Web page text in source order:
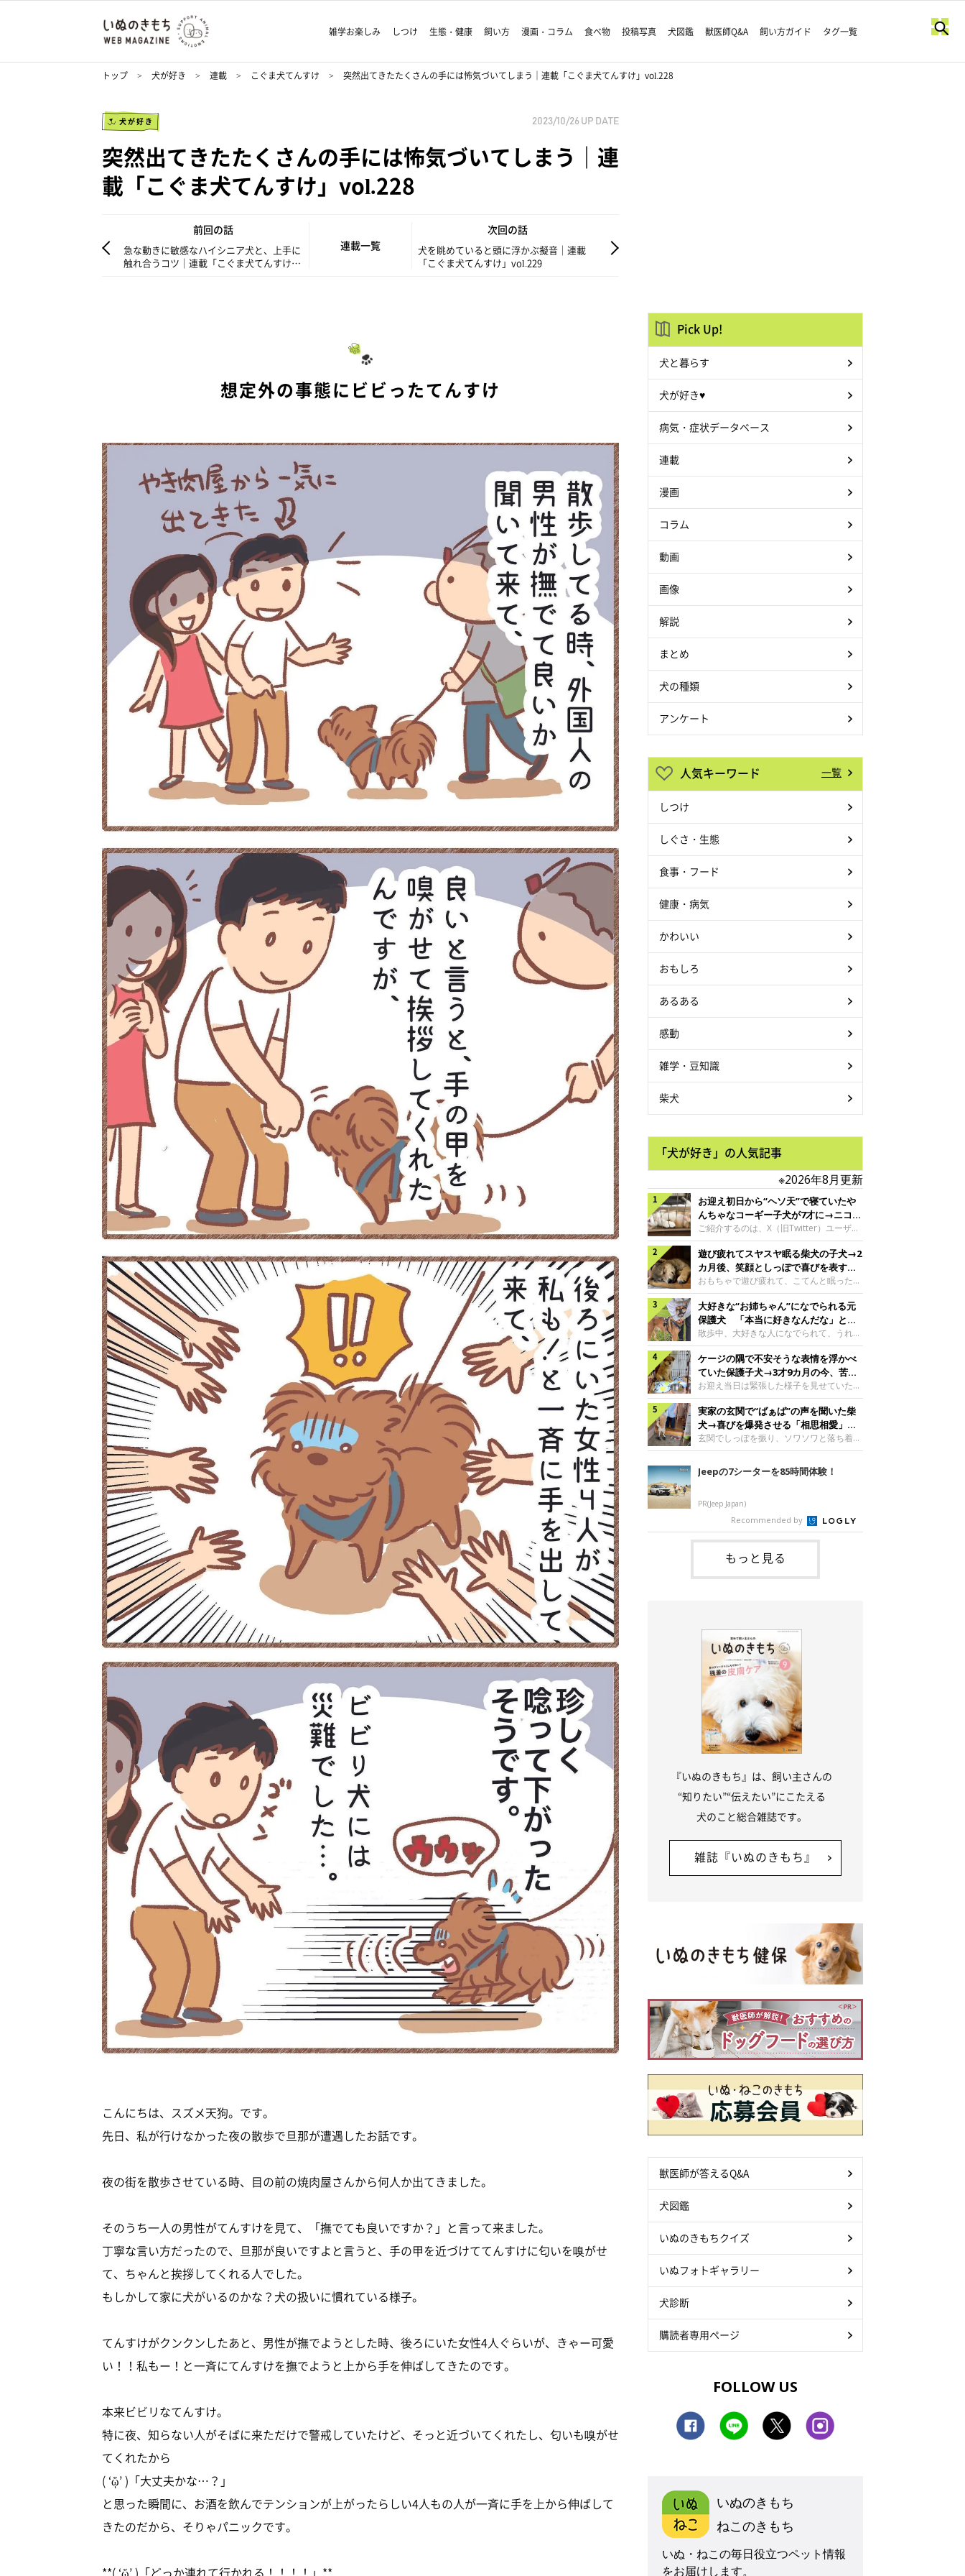
雑学お楽しみ しつけ 生態・健康 飼い方 漫画・コラム 食べ物 投稿写真 犬図鑑 獣医師Q&A 飼い方ガイド タグ一覧
トップ 犬が好き 連載 こぐま犬てんすけ 突然出てきたたくさんの手には怖気づいてしまう｜連載「こぐま犬てんすけ」vol.228
犬が好き 2023/10/26 UP DATE
突然出てきたたくさんの手には怖気づいてしまう｜連
載「こぐま犬てんすけ」vol.228
前回の話
急な動きに敏感なハイシニア犬と、上手に
触れ合うコツ｜連載「こぐま犬てんすけ」
連載一覧
次回の話
犬を眺めていると頭に浮かぶ擬音｜連載
「こぐま犬てんすけ」vol.229
想定外の事態にビビったてんすけ
こんにちは、スズメ天狗。です。
先日、私が行けなかった夜の散歩で旦那が遭遇したお話です。
夜の街を散歩させている時、目の前の焼肉屋さんから何人か出てきました。
そのうち一人の男性がてんすけを見て、「撫でても良いですか？」と言って来ました。
丁寧な言い方だったので、旦那が良いですよと言うと、手の甲を近づけててんすけに匂いを嗅がせ
て、ちゃんと挨拶してくれる人でした。
もしかして家に犬がいるのかな？犬の扱いに慣れている様子。
てんすけがクンクンしたあと、男性が撫でようとした時、後ろにいた女性4人ぐらいが、きゃー可愛
い！！私もー！と一斉にてんすけを撫でようと上から手を伸ばしてきたのです。
本来ビビリなてんすけ。
特に夜、知らない人がそばに来ただけで警戒していたけど、そっと近づいてくれたし、匂いも嗅がせ
てくれたから
( ‘ᾥ’ )「大丈夫かな…？」
と思った瞬間に、お酒を飲んでテンションが上がったらしい4人もの人が一斉に手を上から伸ばして
きたのだから、そりゃパニックです。
**( ‘ᾥ’ )「どっか連れて行かれる！！！！」**
Pick Up!
犬と暮らす
犬が好き♥
病気・症状データベース
連載
漫画
コラム
動画
画像
解説
まとめ
犬の種類
アンケート
人気キーワード 一覧
しつけ
しぐさ・生態
食事・フード
健康・病気
かわいい
おもしろ
あるある
感動
雑学・豆知識
柴犬
「犬が好き」の人気記事
※2026年8月更新
お迎え初日から“ヘソ天”で寝ていたや
んちゃなコーギー子犬が7才に→ニコニ
コ“コーギースマイル”が魅力のコに成
長！
ご紹介するのは、X（旧Twitter）ユーザー
＠Kus1oKg2vsgdWS2さんの愛犬でウェル
シュ・コーギー・ペンブロークの神楽ちゃ
ん。今年の8月で7才になるという神楽ちゃ
んですが、いったいどんな子犬時代を過ご
したのでしょうか。今回は、神楽ちゃんの
成長を飼い主さんと振り返ります！神楽ち
ゃんの成長について聞いた！お迎えから数
日後の神楽ちゃん（撮影時生後2カ月）＠
Kus1oKg2vsgdWS2――お迎え当初の神楽
ちゃんの様子について教えてください。飼
い主さん： 「お迎え当日から“ヘソ天”で寝
るようなコでし
遊び疲れてスヤスヤ眠る柴犬の子犬→2
カ月後、笑顔としっぽで喜びを表すコ
に成長！
おもちゃで遊び疲れて、こてんと眠った子
犬。あれから2カ月、表情や行動にさまざ
まな変化が見られるようになりました。遊
び疲れて眠る生後2カ月のなっちゃん遊び
疲れた様子のなっちゃん。@Pkndg_紹介
するのは、X（旧Twitter）ユーザー
@Pkndg_さんの愛犬・なっちゃん（取材
時、生後4カ月／柴犬）。こちらの写真
は、なっちゃんが生後2カ月のころに撮影
された一枚です。この日、なっちゃんは家
族と一緒におもちゃで遊んでいました。た
くさん遊んで疲れたのか、その後は眠り始
めたそうです。眠るなっちゃん。
@Pkndg_
大好きな“お姉ちゃん”になでられる元
保護犬 「本当に好きなんだな」と感
じる表情にほっこり
散歩中、大好きな人になでられて、うれし
そうな表情を見せる元保護犬。甘えるよう
な姿に、見ているこちらまでほっこりしま
す。大好きな“お姉ちゃん”に甘える小次郎
くん妹さんになでてもらい、うれしそうな
表情を見せる小次郎くん（2026年6月撮
影）。@mika_Jimmy紹介するのは、X（旧
Twitter）ユーザー@mika_Jimmyさんの愛
犬・小次郎くん（撮影時5才）。こちら
は、飼い主さんの妹さんと一緒に散歩をし
日、飼い主さんは実家から自宅へ帰る途
ケージの隅で不安そうな表情を浮かべ
ていた保護子犬→3才9カ月の今、苦手
を克服し頼もしいコに成長！
お迎え当日は緊張した様子を見せていた元
野犬の保護子犬。あれから約3年半、苦手
だったことを一つひとつ克服し、家族に寄
り添う姿を見せています。お迎え当日、ケ
ージの隅で不安そうにお迎え当日のシルビ
アちゃん。@nemonemotos今回紹介する
のは、X（旧Twitter）ユーザー
@nemonemotosさんの愛犬・シルビアち
主さんが「#最初に撮った一枚」として投
稿した写真には、ケージの隅で不安そうな
表情を浮かべるシルビアちゃんの姿が写っ
ていました。こちらは、保護犬だったシル
実家の玄関で“ばぁば”の声を聞いた柴
犬→喜びを爆発させる「相思相愛」な
光景にほっこり
玄関でしっぽを振り、ソワソワと落ち着か
ない様子の柴犬。その先には、大好きな人
との再会が待っていました。玄関でソワソ
ワする福丸くんソワソワした様子を見せる
のは、X（旧Twitter）ユーザー
@totomo_fukumaruさんが投稿していた
動画。玄関でしっぽを振っているのは、愛
犬・福丸くん（撮影時11才／柴犬）です。
何やらソワソワしている様子が印象的です
が、それにはほっこりする理由がありまし
た。 玄関で聞こえた、うれしい声ばぁば
Jeepの7シーターを85時間体験！
PR(Jeep Japan)
Recommended by
もっと見る
『いぬのきもち』は、飼い主さんの
“知りたい”“伝えたい”にこたえる
犬のこと総合雑誌です。
雑誌『いぬのきもち』
獣医師が答えるQ&A
犬図鑑
いぬのきもちクイズ
いぬフォトギャラリー
犬診断
購読者専用ページ
FOLLOW US
いぬのきもち
ねこのきもち
いぬ・ねこの毎日役立つペット情報
をお届けします。